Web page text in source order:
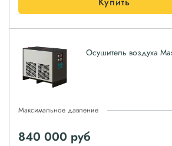
Осушитель воздуха
Максимальное давление
840 000 руб